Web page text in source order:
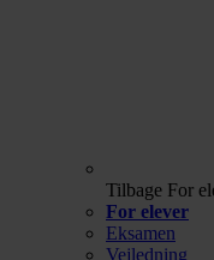
Tilbage For
For elever
Eksamen
Vejledning